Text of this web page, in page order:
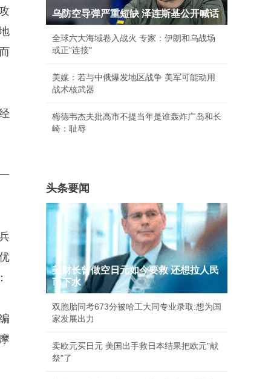
乌防空导弹严重短缺 泽连斯基公开喊话
全球六大海域卷入战火 专家：伊朗和乌战场
或正"连接"
美媒：若与中俄爆发地区战争 美军可能动用
战术核武器
梅德韦杰夫批高市不提当年是谁轰炸广岛和长
崎：耻辱
头条要闻
美财长曾做空日元如今要救 还想拉人民
币下水
双胞胎同考673分被哈工大同专业录取:想为国
家发展出力
卖欧元买日元 美国出手救日本结果把欧元"献
祭"了